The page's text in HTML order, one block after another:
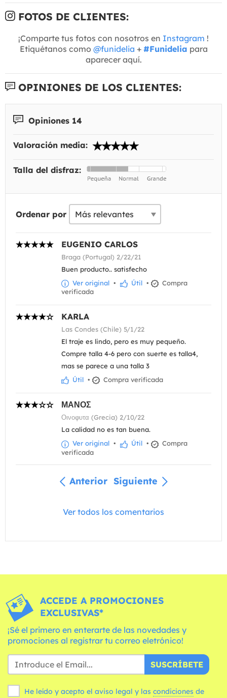
FOTOS DE CLIENTES:
¡Comparte tus fotos con nosotros en Instagram !
Etiquétanos como @funidelia + #Funidelia para
aparecer aquí.
OPINIONES DE LOS CLIENTES:
Opiniones 14
Valoración media:
Talla del disfraz:
Ordenar por
EUGENIO CARLOS
Braga (Portugal) 2/22/21
Buen producto.. satisfecho
Ver original • Útil •
Compra
verificada
KARLA
Las Condes (Chile) 5/1/22
El traje es lindo, pero es muy pequeño.
Compre talla 4-6 pero con suerte es talla4,
mas se parece a una talla 3
Útil • Compra verificada
ΜΑΝΟΣ
Οινοφυτα (Grecia) 2/10/22
La calidad no es tan buena.
Ver original • Útil •
Compra
verificada
Anterior Siguiente
Ver todos los comentarios
ACCEDE A PROMOCIONES
EXCLUSIVAS*
¡Sé el primero en enterarte de las novedades y
promociones al registrar tu correo eletrónico!
SUSCRÍBETE
He leído y acepto el aviso legal y las condiciones